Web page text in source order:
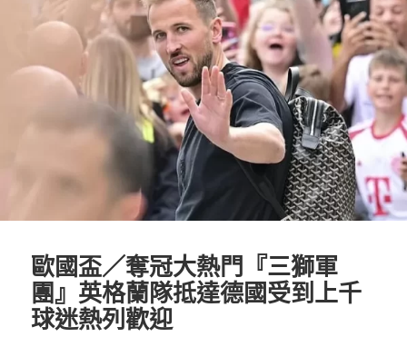
歐國盃／奪冠大熱門『三獅軍
團』英格蘭隊抵達德國受到上千
球迷熱列歡迎